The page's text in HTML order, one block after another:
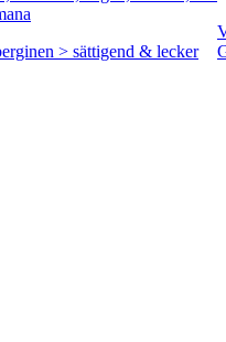
> sättigend & lecker